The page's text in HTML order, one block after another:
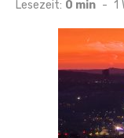
Lesezeit: 0 min - 1